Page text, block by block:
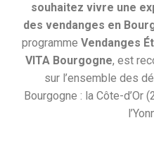
souhaitez vivre une
des vendanges en
programme Vendanges
VITA Bourgogne, est
sur l’ensemble des
Bourgogne : la Côte-d’Or